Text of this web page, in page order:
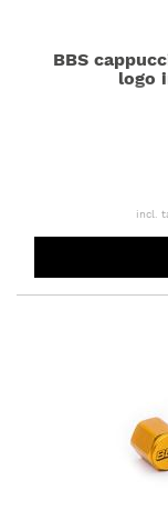
BBS
logo
incl.